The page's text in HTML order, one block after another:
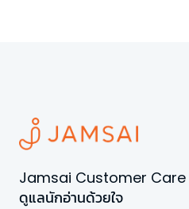
Jamsai Customer Care
ดูแลนักอ่านด้วยใจ